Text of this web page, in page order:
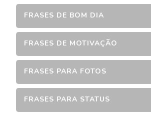
FRASES DE BOM DIA
FRASES DE MOTIVAÇÃO
FRASES PARA FOTOS
FRASES PARA STATUS